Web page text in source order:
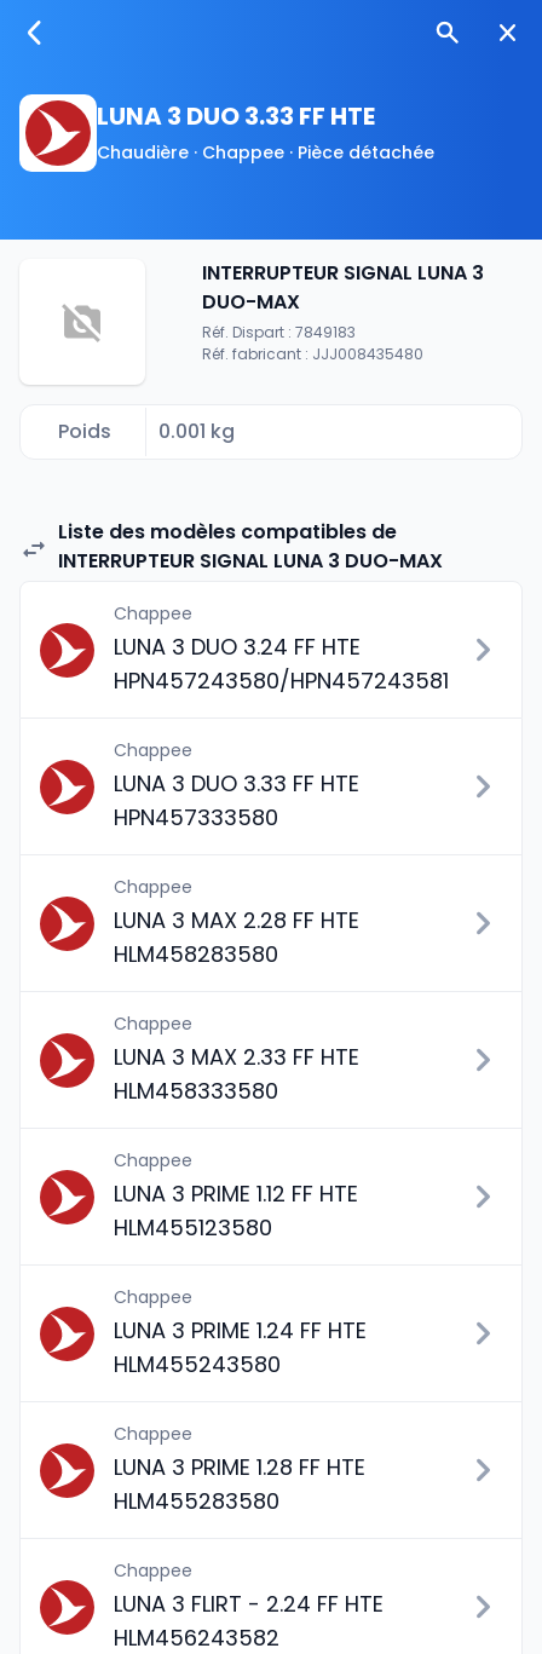
LUNA 3 DUO 3.33 FF HTE
Chaudière · Chappee · Pièce détachée
INTERRUPTEUR SIGNAL LUNA 3
DUO-MAX
Réf. Dispart : 7849183
Réf. fabricant : JJJ008435480
Poids 0.001 kg
Liste des modèles compatibles de
INTERRUPTEUR SIGNAL LUNA 3 DUO-MAX
Chappee
LUNA 3 DUO 3.24 FF HTE
HPN457243580/HPN457243581
Chappee
LUNA 3 DUO 3.33 FF HTE
HPN457333580
Chappee
LUNA 3 MAX 2.28 FF HTE
HLM458283580
Chappee
LUNA 3 MAX 2.33 FF HTE
HLM458333580
Chappee
LUNA 3 PRIME 1.12 FF HTE
HLM455123580
Chappee
LUNA 3 PRIME 1.24 FF HTE
HLM455243580
Chappee
LUNA 3 PRIME 1.28 FF HTE
HLM455283580
Chappee
LUNA 3 FLIRT - 2.24 FF HTE
HLM456243582